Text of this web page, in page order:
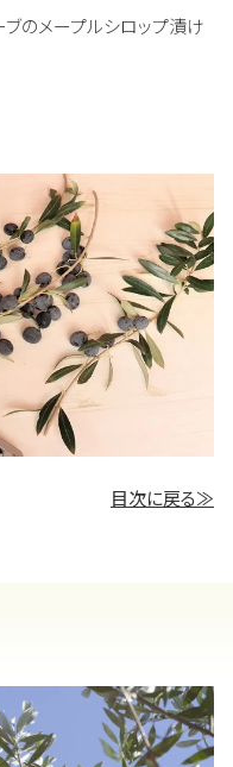
のメープルシロップ漬け
目次に戻る≫